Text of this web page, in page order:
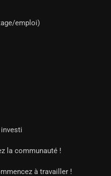
emploi)
la communauté !
à travailler !